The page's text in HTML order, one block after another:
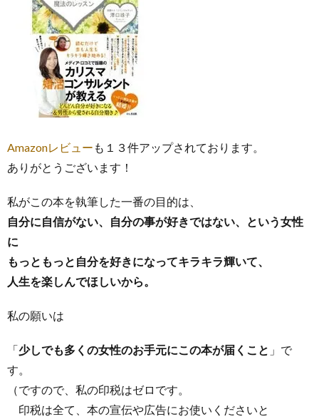
Amazonレビュー も１３件アップされております。
ありがとうございます！
私がこの本を執筆した一番の目的は、
自分に自信がない、自分の事が好きではない、という女性
に
もっともっと自分を好きになってキラキラ輝いて、
人生を楽しんでほしいから。
私の願いは
「少しでも多くの女性のお手元にこの本が届くこと 」で
す。
（ですので、私の印税はゼロです。
印税は全て、本の宣伝や広告にお使いくださいと